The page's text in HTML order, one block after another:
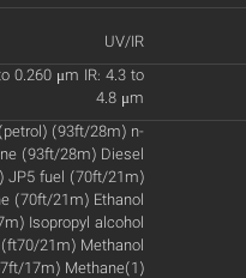
UV/IR
0.260 μm IR: 4.3 to
4.8 μm
(93ft/28m) n-
(93ft/28m) Diesel
JP5 fuel (70ft/21m)
(70ft/21m) Ethanol
Isopropyl alcohol
21m) Methanol
17m) Methane(1)